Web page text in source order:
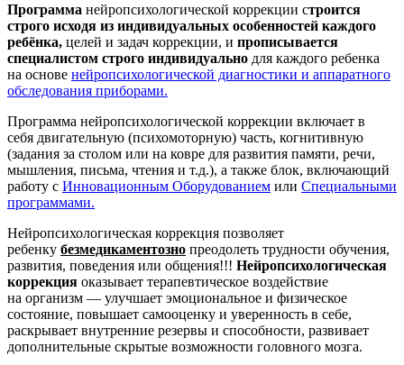
Программа нейропсихологической коррекции строится
строго исходя из индивидуальных особенностей каждого
ребёнка, целей и задач коррекции, и прописывается
специалистом строго индивидуально для каждого ребенка
на основе нейропсихологической диагностики и аппаратного
обследования приборами.
Программа нейропсихологической коррекции включает в
себя двигательную (психомоторную) часть, когнитивную
(задания за столом или на ковре для развития памяти, речи,
мышления, письма, чтения и т.д.), а также блок, включающий
работу с Инновационным Оборудованием или Специальными
программами.
Нейропсихологическая коррекция позволяет
ребенку безмедикаментозно преодолеть трудности обучения,
развития, поведения или общения!!! Нейропсихологическая
коррекция оказывает терапевтическое воздействие
на организм — улучшает эмоциональное и физическое
состояние, повышает самооценку и уверенность в себе,
раскрывает внутренние резервы и способности, развивает
дополнительные скрытые возможности головного мозга.